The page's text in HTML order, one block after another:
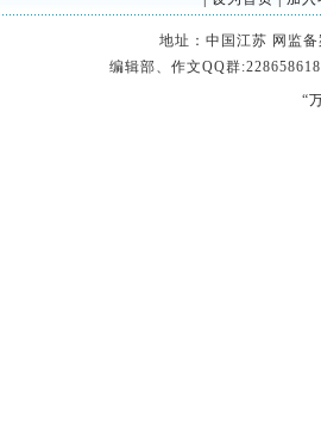
地址：中国江苏 网监
编辑部、作文QQ群
“